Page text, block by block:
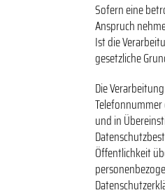
Sofern eine
Anspruch
Ist die
gesetzliche
Die
und in
Öffentlichkeit